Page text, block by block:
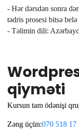
- Hər dərsdən sonra
tədris prosesi bitsə
- Təlimin dili:
qiyməti
Kursun tam ödənişi
Zəng üçün:070 518 17